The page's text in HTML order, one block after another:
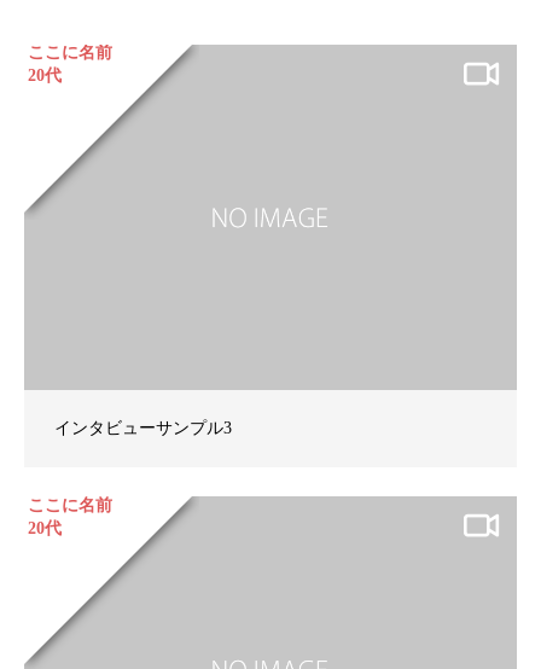
ここに名前
20代
インタビューサンプル3
ここに名前
20代